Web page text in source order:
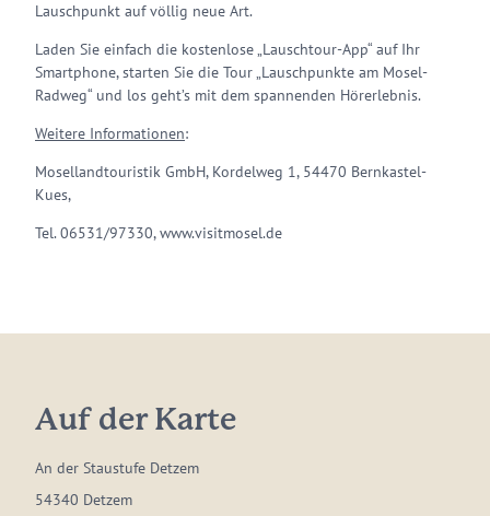
Lauschpunkt auf völlig neue Art.
Laden Sie einfach die kostenlose „Lauschtour-App“ auf Ihr
Smartphone, starten Sie die Tour „Lauschpunkte am Mosel-
Radweg“ und los geht’s mit dem spannenden Hörerlebnis.
Weitere Informationen:
Mosellandtouristik GmbH, Kordelweg 1, 54470 Bernkastel-
Kues,
Tel. 06531/97330, www.visitmosel.de
Auf der Karte
An der Staustufe Detzem
54340 Detzem